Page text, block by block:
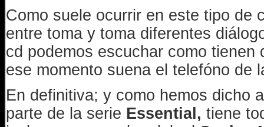
Como suele ocurrir en este tipo de
entre toma y toma diferentes
cd podemos escuchar como
ese momento suena el telefóno de
En definitiva; y como hemos dicho
parte de la serie Essential, tiene